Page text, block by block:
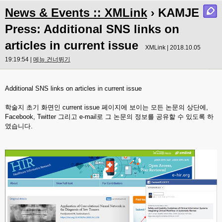
News & Events :: XMLink › KAMJE
Press: Additional SNS links on
articles in current issue
XMLink | 2018.10.05
19:19:54 | 메뉴 건너뛰기
Additional SNS links on articles in current issue
학술지 초기 화면인 current issue 페이지에 보이는 모든 논문의 상단에,
Facebook, Twitter 그리고 e-mail로 그 논문의 정보를 공유할 수 있도록 하
였습니다.